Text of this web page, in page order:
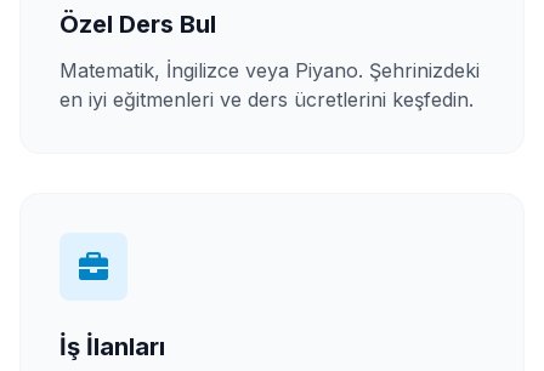
Özel Ders Bul
Matematik, İngilizce veya Piyano. Şehrinizdeki
en iyi eğitmenleri ve ders ücretlerini keşfedin.
İş İlanları